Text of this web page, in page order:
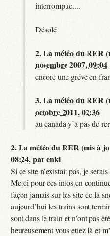
interrompue....
Désolé
2.La météo du RER
novembre 2007, 09:04
encore une gréve en
3.La météo du RER
octobre 2011, 02:36
au canada y’a pas de
2.La météo du RER (mis à
08:24,parenki
Si ce site n’existait pas, je
Merci pour ces infos en
façon jamais sur les site de la
aujourd’hui les trains sont
sont dans le train et n’ont pas
heureusement vous etiez là et